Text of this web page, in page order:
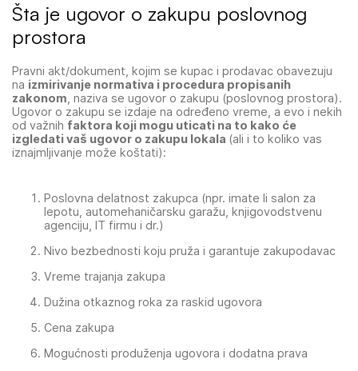
Šta je ugovor o zakupu poslovnog
prostora
Pravni akt/dokument, kojim se kupac i prodavac obavezuju
na izmirivanje normativa i procedura propisanih
zakonom , naziva se ugovor o zakupu (poslovnog prostora).
Ugovor o zakupu se izdaje na određeno vreme, a evo i nekih
od važnih faktora koji mogu uticati na to kako će
izgledati vaš ugovor o zakupu lokala (ali i to koliko vas
iznajmljivanje može koštati):
Poslovna delatnost zakupca (npr. imate li salon za
lepotu, automehaničarsku garažu, knjigovodstvenu
agenciju, IT firmu i dr.)
Nivo bezbednosti koju pruža i garantuje zakupodavac
Vreme trajanja zakupa
Dužina otkaznog roka za raskid ugovora
Cena zakupa
Mogućnosti produženja ugovora i dodatna prava